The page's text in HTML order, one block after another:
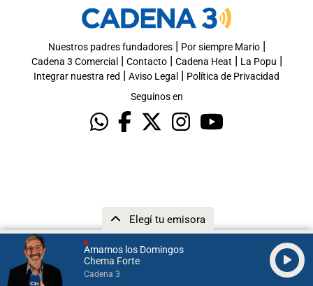
Amamos los Domingos
Chema Forte
Cadena 3
Elegí tu emisora
Nuestros padres fundadores| Por siempre Mario|
Cadena 3 Comercial | Contacto| Cadena Heat | La Popu |
Integrar nuestra red | Aviso Legal | Política de Privacidad
Seguinos en